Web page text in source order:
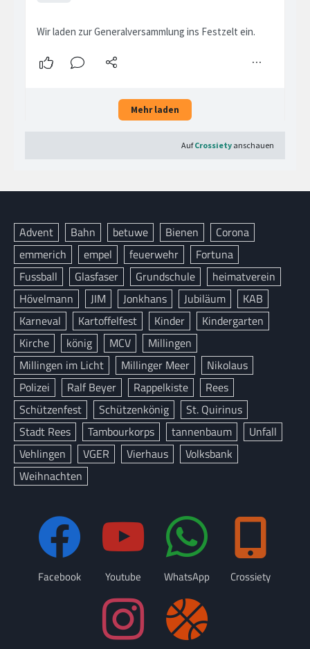
Advent Bahn betuwe Bienen
Corona
emmerich
empel feuerwehr
Fortuna
Fussball
Glasfaser Grundschule
heimatverein
Hövelmann
JIM Jonkhans Jubiläum
KAB
Karneval
Kartoffelfest Kinder
Kindergarten
Kirche
könig MCV
Millingen
Millingen im Licht
Millinger Meer
Nikolaus
Polizei
Ralf Beyer Rappelkiste
Rees
Schützenfest
Schützenkönig
St. Quirinus
Stadt Rees
Tambourkorps tannenbaum
Unfall
Vehlingen
VGER Vierhaus
Volksbank
Weihnachten
Facebook Youtube WhatsApp Crossiety